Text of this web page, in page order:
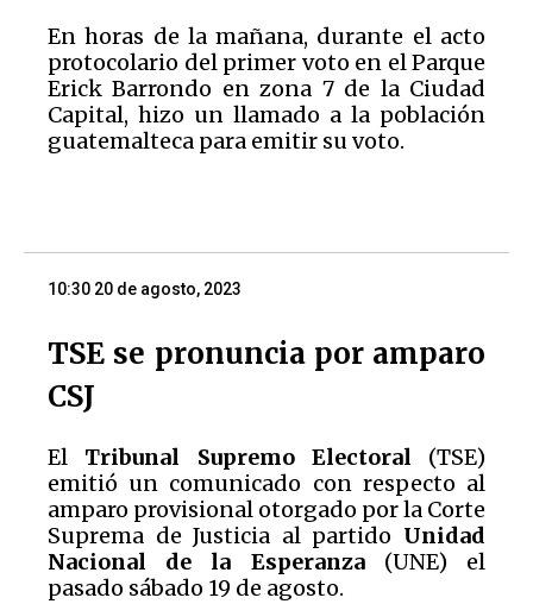
En horas de la mañana, durante el acto
protocolario del primer voto en el Parque
Erick Barrondo en zona 7 de la Ciudad
Capital, hizo un llamado a la población
guatemalteca para emitir su voto.
10:30 20 de agosto, 2023
TSE se pronuncia por amparo
CSJ
El Tribunal Supremo Electoral (TSE)
emitió un comunicado con respecto al
amparo provisional otorgado por la Corte
Suprema de Justicia al partido Unidad
Nacional de la Esperanza(UNE) el
pasado sábado 19 de agosto.